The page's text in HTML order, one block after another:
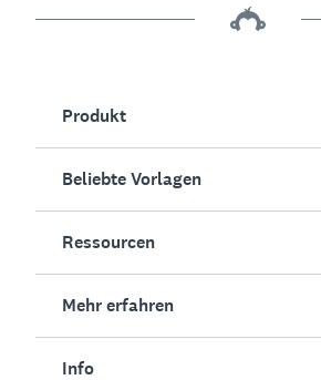
Produkt
Umfragen
KI-Umfragegenerator
Online-Formulare
Marktforschung
Beliebte Vorlagen
Mitarbeiterengagement
Event-Feedback
Ressourcen
Blog
Mehr erfahren
Info